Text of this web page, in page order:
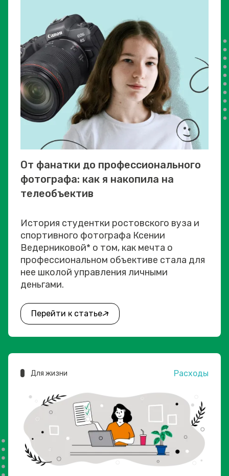
От фанатки до профессионального
фотографа: как я накопила на
телеобъектив
История студентки ростовского вуза и
спортивного фотографа Ксении
Ведерниковой* о том, как мечта о
профессиональном объективе стала для
нее школой управления личными
деньгами.
Перейти к статье
Для жизни Расходы